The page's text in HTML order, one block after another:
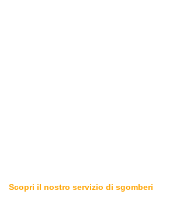
Scopri il nostro servizio di sgomberi